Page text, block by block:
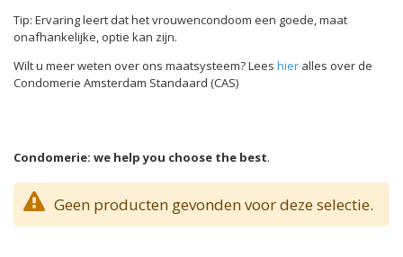
Tip: Ervaring leert dat het vrouwencondoom een goede, maat
onafhankelijke, optie kan zijn.
Wilt u meer weten over ons maatsysteem? Lees hier alles over de
Condomerie Amsterdam Standaard (CAS)
Condomerie: we help you choose the best.
Geen producten gevonden voor deze selectie.